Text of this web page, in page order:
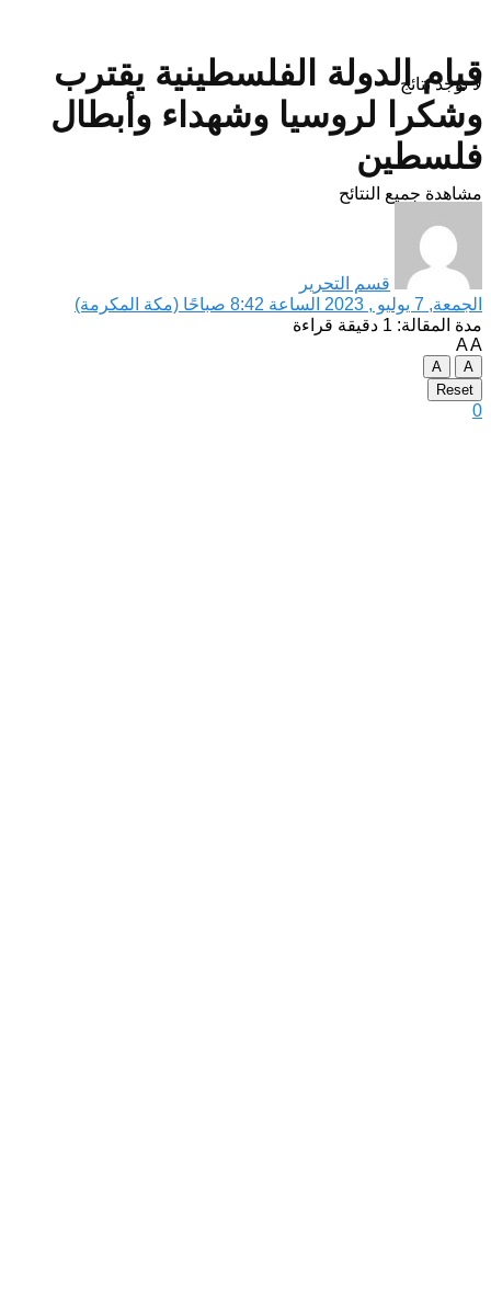
لا توجد نتائج
مشاهدة جميع النتائح
قيام الدولة الفلسطينية يقترب
وشكرا لروسيا وشهداء وأبطال
فلسطين
قسم التحرير
الجمعة, 7 يوليو , 2023 الساعة 8:42 صباحًا (مكة المكرمة)
مدة المقالة: 1 دقيقة قراءة
AA
A
A
Reset
0